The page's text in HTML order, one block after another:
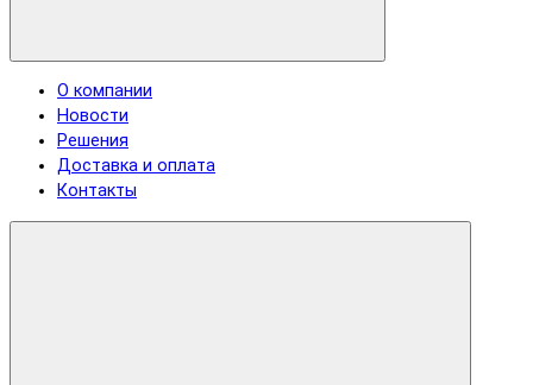
О компании
Новости
Решения
Доставка и оплата
Контакты